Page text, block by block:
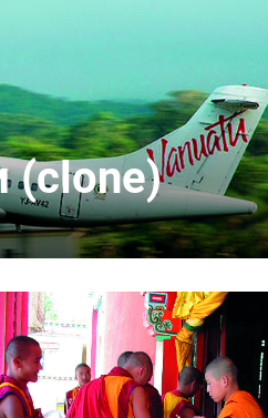
(clone)